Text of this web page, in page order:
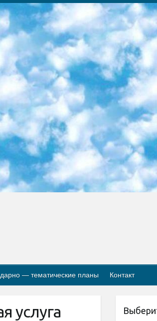
учреждениям (физкультура кроме науки). 10. Специализированная школа для глухих и слабослышащих детей. и экзамены в интернатах и быть реализован в виде письменного теста по математике. 11. Специальность для умственно отсталых детей. Для 9 класса Родной язык и литературное письмо Государственный язык (язык обучения – узбекский). для неклассов) написано Математическое письмо Письменная/устная история Узбекистана Физическое воспитание практично Итоговый контроль Для 11 класса Написание родного языка и литературы (эссе) Математическое письмо Узбекский язык (обучение на узбекском языке) не посещающее общее среднее образование для учреждений)/Образовательное учреждение выбор письменный и устный Иностранный язык письменный/устный Письменная/устная история Узбекистана *По выбору студента:  Химия  Физика  Основы государственного права  География 10 бесплатных образовательных ресурсов - Мы составили подборку онлайн-проектов с интерактивными упражнениями, видеолекциями и статьями. Они помогут вам обрести новые и освежить старые знания бесплатно. 1. «ИНТУИТ» Старейшая образовательная площадка Рунета. Здесь вы найдёте сотни текстовых и видеокурсов на десятки различных тем — от программирования до психологии. Многие курсы подготовлены российскими университетами и крупными международными компаниями вроде Intel и Microsoft. Самостоятельное обучение бесплатное, но желающие могут оплатить услуги персональных наставников. 2. «Смартия» знакомит с актуальными профессиями и подсказывает, как им обучаться. Выбрав заинтересовавшую вас специальность — SMM-специалист, фотограф, веб-дизайнер или другую, — увидите список необходимых для неё умений. Чтобы вы могли освоить их самостоятельно, для каждого умения площадка отображает подборку ссылок на учебные материалы. Хотя «Смартия» ориентируется на русскоязычную аудиторию, часть контента всё же доступна только на английском. 3. «Лекторий Физтеха» Проект Московского физико-технического института (Физтеха). С его помощью вы можете смотреть онлайн серии лекций, записанные на видео в этом вузе. В числе доступных предметов — физика, биология, химия, информационные технологии и другие. К некоторым лекциям администрация ресурса прилагает готовые конспекты, которые можно скачивать в PDF-формате. 4. ITMOcourses Онлайн-площадка Санкт-Петербургского национального исследовательского университета информационных технологий, механики и оптики (ИТМО). Ресурс предоставляет свободный доступ к курсам, разработанным в этом вузе. Каталог материалов разбит на четыре категории: «Оптические системы и технологии», «Приборостроение и робототехника», «Информационные технологии» и «Биотехнологии». Курсы состоят из видеолекций, интерактивных демонстраций и заданий. 5. «КиберЛенинка» Электронная научная библиотека открытого доступа. Каталог площадки регулярно обрастает текстами статей из различных научных изданий. Сгруппированные по журналам и рубрикам публикации можно читать онлайн или скачивать целиком в PDF-формате. Проект нацелен на популяризацию науки за счёт открытого доступа к качественной информации. 6. «ПостНаука» На этом ресурсе
— тематические планы Контакт
услуга